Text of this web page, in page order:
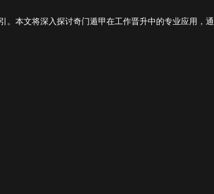
本文将深入探讨奇门遁甲在工作晋升中的专业应用，